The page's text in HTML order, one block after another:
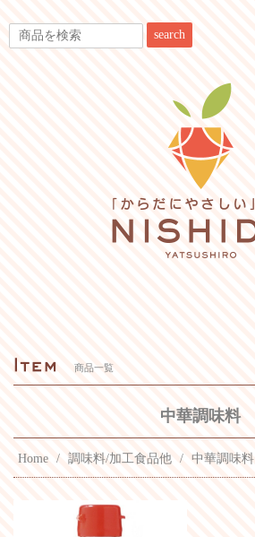
search
商品一覧
中華調味料
Home 調味料/加工食品他 中華調味料